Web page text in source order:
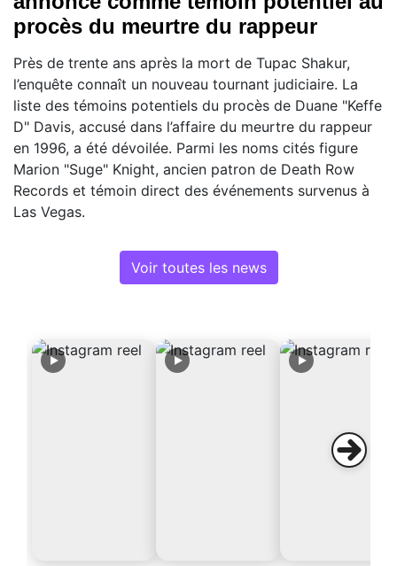
procès du meurtre du rappeur
Près de trente ans après la mort de Tupac Shakur,
l’enquête connaît un nouveau tournant judiciaire. La
liste des témoins potentiels du procès de Duane "Keffe
D" Davis, accusé dans l’affaire du meurtre du rappeur
en 1996, a été dévoilée. Parmi les noms cités figure
Marion "Suge" Knight, ancien patron de Death Row
Records et témoin direct des événements survenus à
Las Vegas.
Voir toutes les news